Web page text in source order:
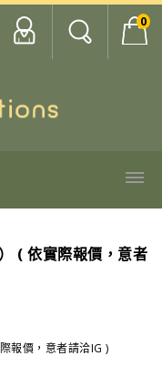
0
( 依實際報價，意者
報價，意者請洽IG )